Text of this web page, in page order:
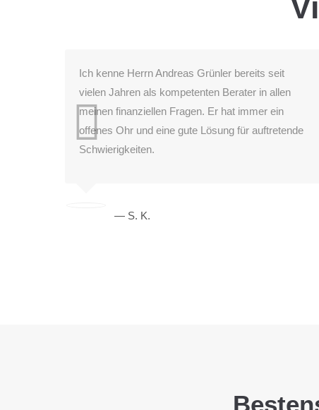
Ich kenne Herrn Andreas Grünler bereits seit
vielen Jahren als kompetenten Berater in allen
meinen finanziellen Fragen. Er hat immer ein
offenes Ohr und eine gute Lösung für auftretende
Schwierigkeiten.
— S. K.